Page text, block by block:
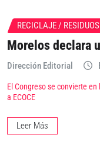
RECICLAJE / RESIDUOS
Morelos declara
Dirección Editorial
El Congreso se convierte
a ECOCE
Leer Más